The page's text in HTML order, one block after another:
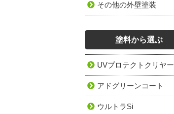
その他の外壁塗装
塗料から選ぶ
UVプロテクトクリヤー
アドグリーンコート
ウルトラSi